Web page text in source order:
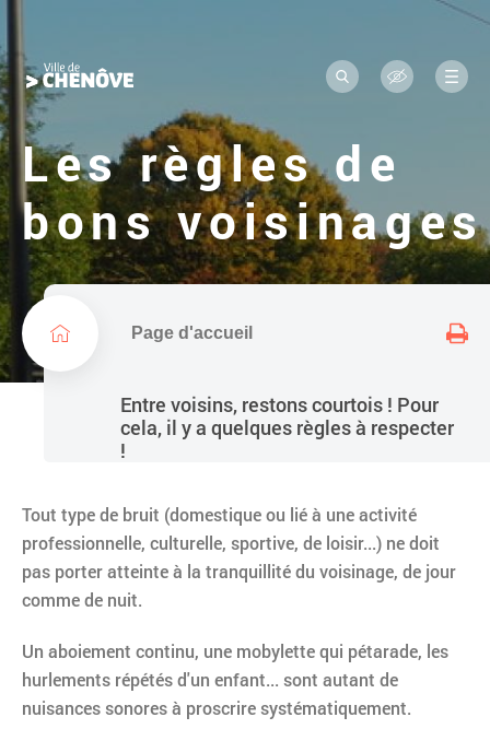
L
o
g
d
e
l
a
i
l
R
r
c
h
e
r
a
M
Les règles de
bons voisinages
Page d'accueil
Entre voisins, restons courtois ! Pour
cela, il y a quelques règles à respecter
!
Tout type de bruit (domestique ou lié à une activité
professionnelle, culturelle, sportive, de loisir...) ne doit
pas porter atteinte à la tranquillité du voisinage, de jour
comme de nuit.
Un aboiement continu, une mobylette qui pétarade, les
hurlements répétés d'un enfant... sont autant de
nuisances sonores à proscrire systématiquement.